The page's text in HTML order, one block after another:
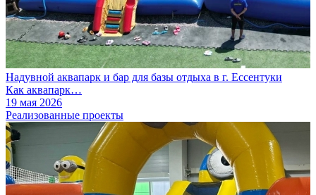
Надувной аквапарк и бар для базы отдыха в г. Ессентуки
Как аквапарк…
19 мая 2026
Реализованные проекты